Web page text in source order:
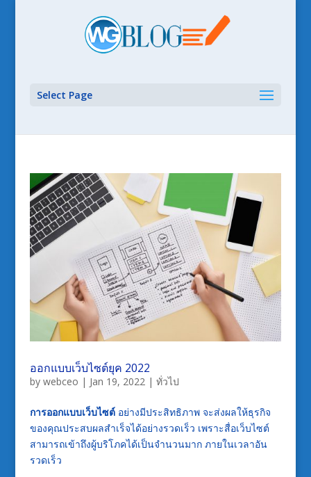
Select Page
ออกแบบเว็บไซต์ยุค 2022
by webceo | Jan 19, 2022| ทั่วไป
การออกแบบเว็บไซต์อย่างมีประสิทธิภาพ จะส่งผลให้ธุรกิจ
ของคุณประสบผลสำเร็จได้อย่างรวดเร็ว เพราะสื่อเว็บไซต์
สามารถเข้าถึงผู้บริโภคได้เป็นจำนวนมาก ภายในเวลาอัน
รวดเร็ว